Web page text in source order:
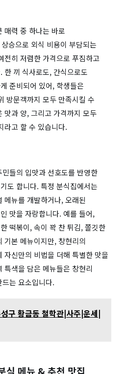
매력 중 하나는 바로
승으로 외식 비용이 부담되는
전히 저렴한 가격으로 푸짐하고
한 끼 식사로도, 간식으로도
준비되어 있어, 학생들은
방문객까지 모두 만족시킬 수
맛과 양, 그리고 가격까지 모두
라고 할 수 있습니다.
들의 입맛과 선호도를 반영한
도 합니다. 특정 분식집에서는
메뉴를 개발하거나, 오래된
맛을 자랑합니다. 예를 들어,
떡볶이, 속이 꽉 찬 튀김, 쫄깃한
기본 메뉴이지만, 창현리의
자신만의 비법을 더해 특별한 맛을
특색을 담은 메뉴들은 창현리
는 요소입니다.
구 황금동 철학관|사주|운세|
식 메뉴 & 추천 맛집